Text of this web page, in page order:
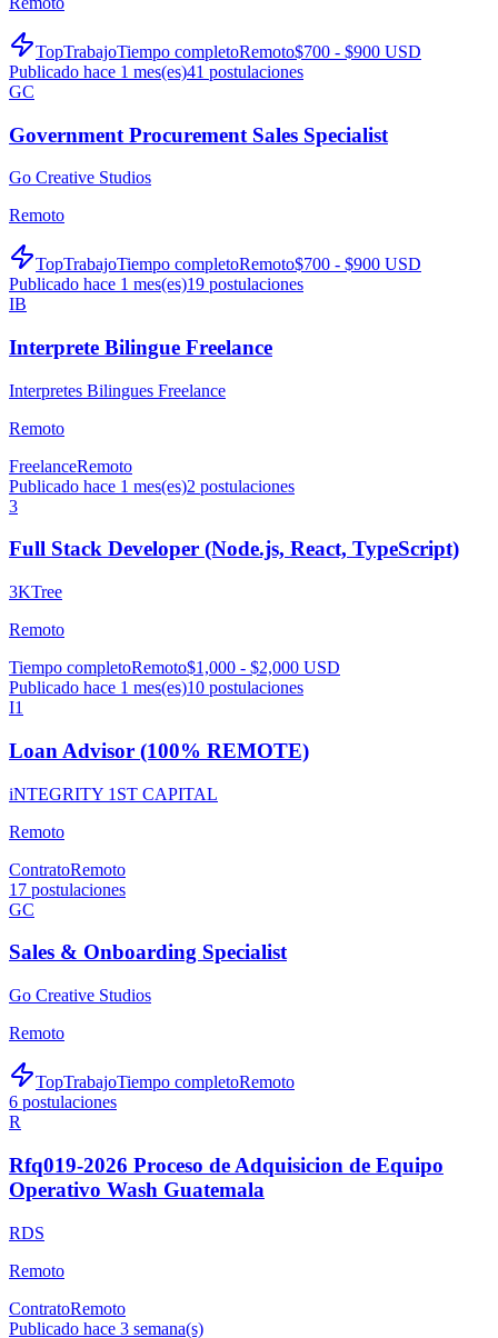
TopTrabajoTiempo completoRemoto$700 - $900 USD
Publicado hace 1 mes(es)41 postulaciones
GC
Government Procurement Sales Specialist
Go Creative Studios
Remoto
TopTrabajoTiempo completoRemoto$700 - $900 USD
Publicado hace 1 mes(es)19 postulaciones
IB
Interprete Bilingue Freelance
Interpretes Bilingues Freelance
Remoto
FreelanceRemoto
Publicado hace 1 mes(es)2 postulaciones
3
Full Stack Developer (Node.js, React, TypeScript)
3KTree
Remoto
Tiempo completoRemoto$1,000 - $2,000 USD
Publicado hace 1 mes(es)10 postulaciones
I1
Loan Advisor (100% REMOTE)
iNTEGRITY 1ST CAPITAL
Remoto
ContratoRemoto
17 postulaciones
GC
Sales & Onboarding Specialist
Go Creative Studios
Remoto
TopTrabajoTiempo completoRemoto
6 postulaciones
R
Rfq019-2026 Proceso de Adquisicion de Equipo
Operativo Wash Guatemala
RDS
Remoto
ContratoRemoto
Publicado hace 3 semana(s)